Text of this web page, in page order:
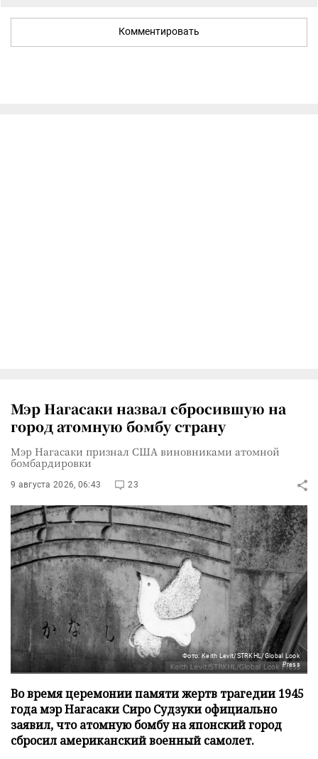
Комментировать
Мэр Нагасаки назвал сбросившую на
город атомную бомбу страну
Мэр Нагасаки признал США виновниками атомной
бомбардировки
9 августа 2026, 06:43 23
Фото: Keith Levit/STRKHL/Global Look
Press
Во время церемонии памяти жертв трагедии 1945
года мэр Нагасаки Сиро Судзуки официально
заявил, что атомную бомбу на японский город
сбросил американский военный самолет.